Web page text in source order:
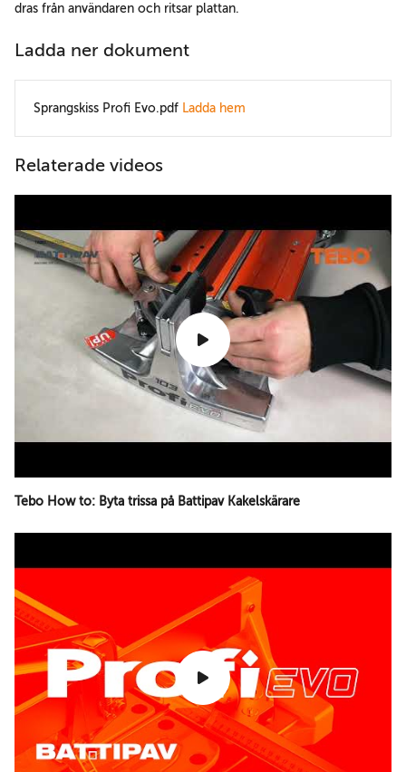
dras från användaren och ritsar plattan.
Ladda ner dokument
Sprangskiss Profi Evo.pdf Ladda hem
Relaterade videos
Tebo How to: Byta trissa på Battipav Kakelskärare